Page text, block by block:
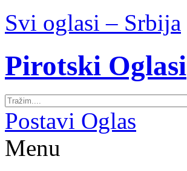
Svi oglasi – Srbija
Pirotski Oglasi
Postavi Oglas
Menu